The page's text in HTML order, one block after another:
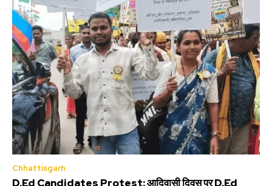
Chhattisgarh
D.Ed Candidates Protest: आदिवासी दिवस पर D.Ed